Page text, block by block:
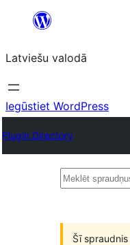
Pāriet
saturu
Latviešu valodā
Iegūstiet WordPress
Plugin Directory
Meklēt
Šī spraudnis